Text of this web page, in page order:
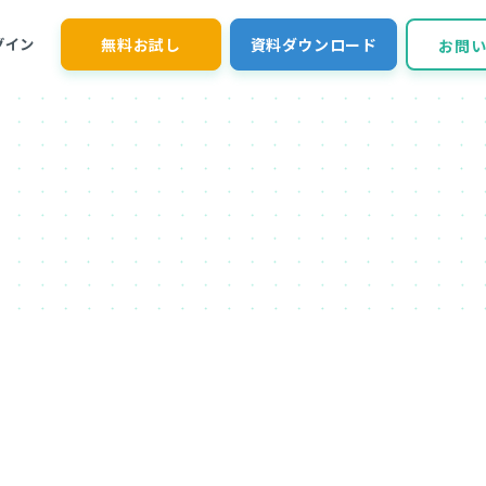
無料お試し 資料ダウンロード お問
イン